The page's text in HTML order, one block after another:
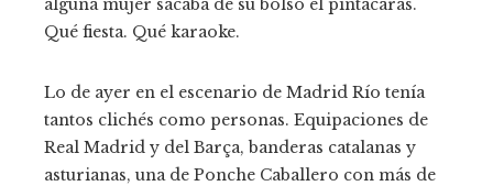
alguna mujer sacaba de su bolso el pintacaras.
Qué fiesta. Qué karaoke.
Lo de ayer en el escenario de Madrid Río tenía
tantos clichés como personas. Equipaciones de
Real Madrid y del Barça, banderas catalanas y
asturianas, una de Ponche Caballero con más de